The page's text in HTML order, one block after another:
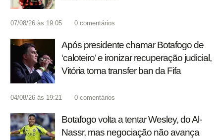
07/08/26 às 19:05 0 comentários
Após presidente chamar Botafogo de
‘caloteiro’ e ironizar recuperação judicial,
Vitória toma transfer ban da Fifa
04/08/26 às 19:21 0 comentários
Botafogo volta a tentar Wesley, do Al-
Nassr, mas negociação não avança